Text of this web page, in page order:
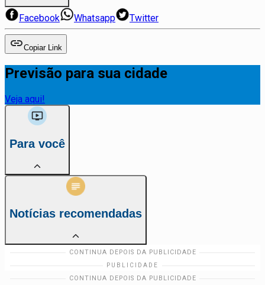
Facebook Whatsapp Twitter
Copiar Link
Previsão para sua cidade
Veja aqui!
Para você
Notícias recomendadas